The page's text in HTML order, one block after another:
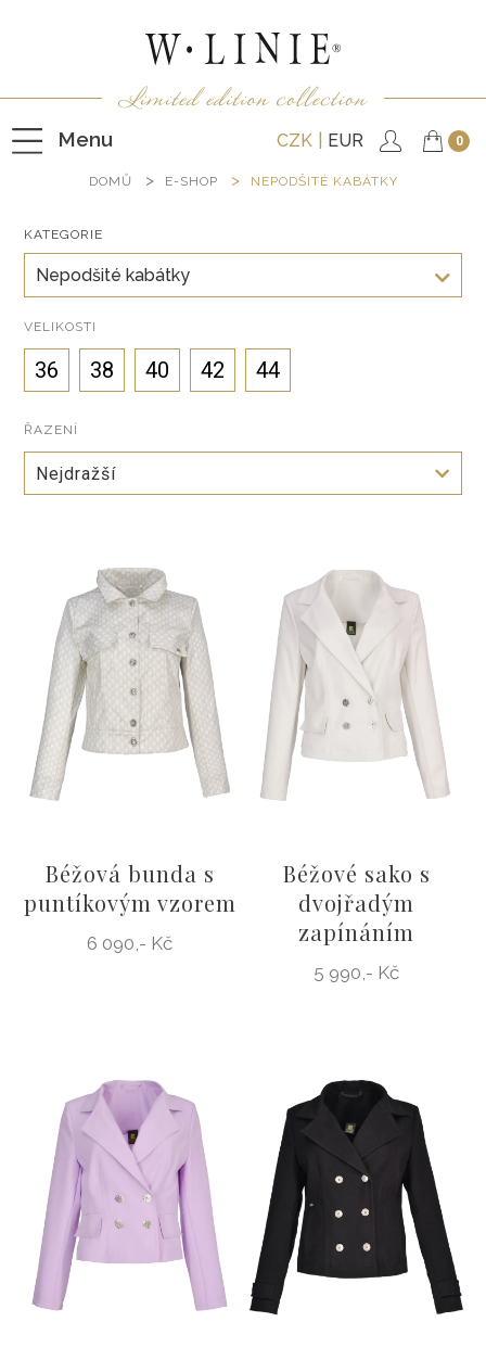
Menu CZK EUR 0
HALENKY
TRIČKA
NEPODŠITÉ KABÁTKY
PODŠITÉ KABÁTKY
SUKNĚ
KABÁTY, BUNDY
DOPLŇKY
DÁRKOVÉ POUKAZY
DOMŮ E-SHOP NEPODŠITÉ KABÁTKY
KATEGORIE
Nepodšité kabátky
VELIKOSTI
36 38 40 42 44
ŘAZENÍ
Nejdražší
Béžová bunda s
puntíkovým vzorem
6 090,- Kč
Béžové sako s
dvojřadým
zapínáním
5 990,- Kč